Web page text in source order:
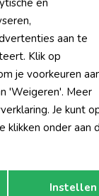
je data omgaan?
Opslaan
aan te
Klik op
je voorkeuren
'Weigeren'. Meer
Je kunt
klikken onder aan
Instellen